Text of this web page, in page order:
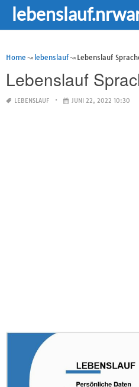
Home lebenslauf Lebenslauf
Lebenslauf
LEBENSLAUF JUNI 22, 2022 10:30